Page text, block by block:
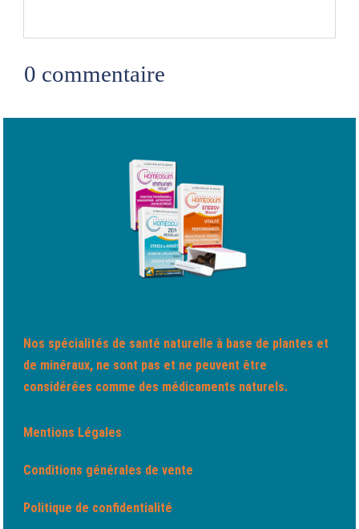
0 commentaire
Nos spécialités de santé naturelle à base de plantes et
de minéraux, ne sont pas et ne peuvent être
considérées comme des médicaments naturels.
Mentions Légales
Conditions générales de vente
Politique de confidentialité